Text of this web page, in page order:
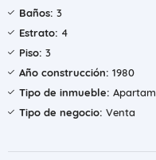
Baños: 3
Estrato: 4
Piso: 3
Año construcción: 1980
Tipo de inmueble:
Tipo de negocio: Venta